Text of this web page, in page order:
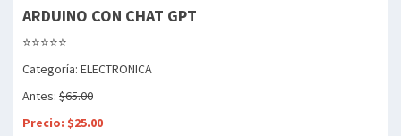
ARDUINO CON CHAT GPT
⭐⭐⭐⭐⭐
Categoría: ELECTRONICA
Antes: $65.00
Precio: $25.00